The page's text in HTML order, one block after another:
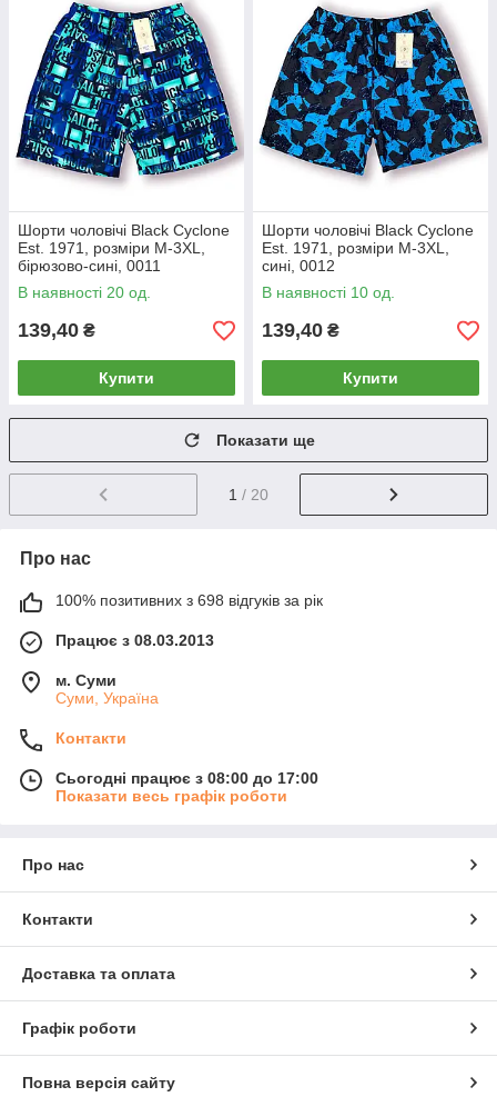
Шорти чоловічі Black Cyclone
Est. 1971, розміри M-3XL,
бірюзово-сині, 0011
В наявності 20 од.
139,40 ₴
Купити
Шорти чоловічі Black Cyclone
Est. 1971, розміри M-3XL,
сині, 0012
В наявності 10 од.
139,40 ₴
Купити
Показати ще
1 / 20
Про нас
100% позитивних з 698 відгуків за рік
Працює з 08.03.2013
м. Суми
Суми, Україна
Контакти
Сьогодні працює з 08:00 до 17:00
Показати весь графік роботи
Про нас
Контакти
Доставка та оплата
Графік роботи
Повна версія сайту